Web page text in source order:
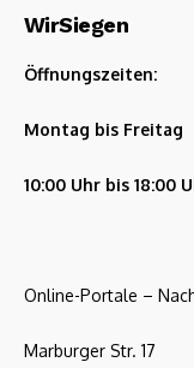
WirSiegen
Öffnungszeiten:
Montag bis Freitag
10:00 Uhr bis 18:00
Online-Portale –
Marburger Str. 17